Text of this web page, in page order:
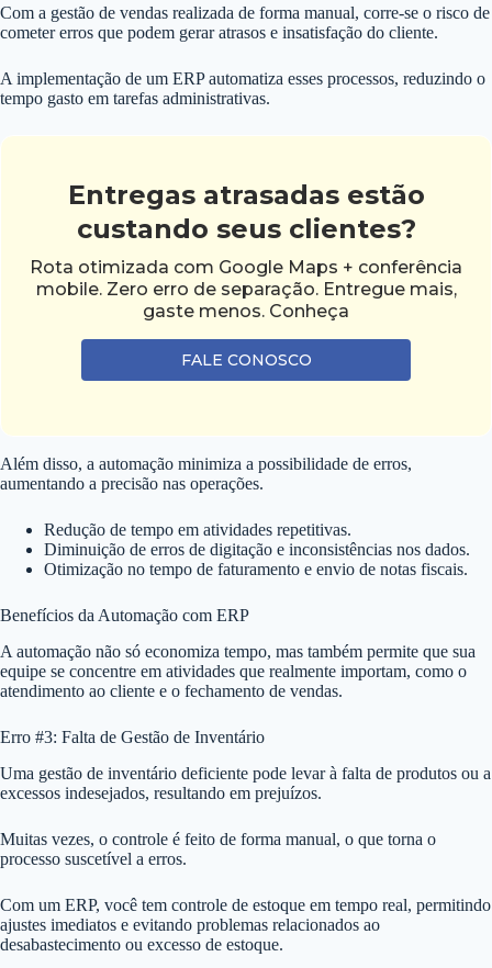
Com a gestão de vendas realizada de forma manual, corre-se o risco de
cometer erros que podem gerar atrasos e insatisfação do cliente.
A implementação de um ERP automatiza esses processos, reduzindo o
tempo gasto em tarefas administrativas.
Entregas atrasadas estão
custando seus clientes?
Rota otimizada com Google Maps + conferência
mobile. Zero erro de separação. Entregue mais,
gaste menos. Conheça
FALE CONOSCO
Além disso, a automação minimiza a possibilidade de erros,
aumentando a precisão nas operações.
Redução de tempo em atividades repetitivas.
Diminuição de erros de digitação e inconsistências nos dados.
Otimização no tempo de faturamento e envio de notas fiscais.
Benefícios da Automação com ERP
A automação não só economiza tempo, mas também permite que sua
equipe se concentre em atividades que realmente importam, como o
atendimento ao cliente e o fechamento de vendas.
Erro #3: Falta de Gestão de Inventário
Uma gestão de inventário deficiente pode levar à falta de produtos ou a
excessos indesejados, resultando em prejuízos.
Muitas vezes, o controle é feito de forma manual, o que torna o
processo suscetível a erros.
Com um ERP, você tem controle de estoque em tempo real, permitindo
ajustes imediatos e evitando problemas relacionados ao
desabastecimento ou excesso de estoque.